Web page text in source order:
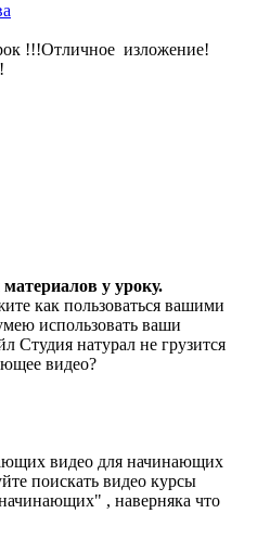
!!!Отличное изложение!
у уроку.
как пользоваться вашими
использовать ваши
натурал не грузится
видео?
видео для начинающих
поискать видео курсы
, наверняка что